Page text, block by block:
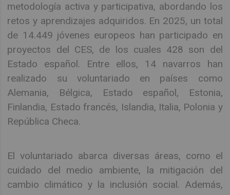
metodología activa y participativa, abordando los
retos y aprendizajes adquiridos. En 2025, un total
de 14.449 jóvenes europeos han participado en
proyectos del CES, de los cuales 428 son del
Estado español. Entre ellos, 14 navarros han
realizado su voluntariado en países como
Alemania, Bélgica, Estado español, Estonia,
Finlandia, Estado francés, Islandia, Italia, Polonia y
República Checa.
El voluntariado abarca diversas áreas, como el
cuidado del medio ambiente, la mitigación del
cambio climático y la inclusión social. Además,